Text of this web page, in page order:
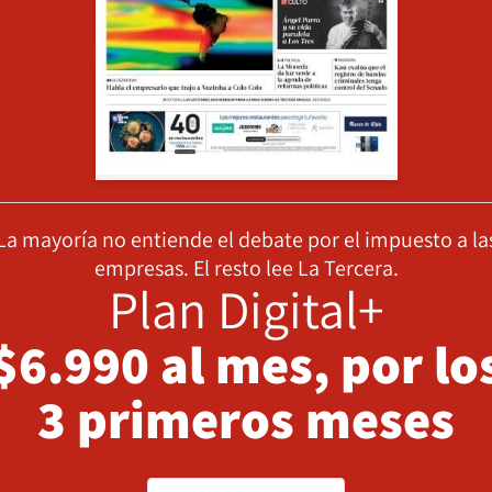
mayoría no entiende el debate por el impuesto a
empresas. El resto lee La Tercera.
Plan Digital+
al mes, por
3 primeros meses